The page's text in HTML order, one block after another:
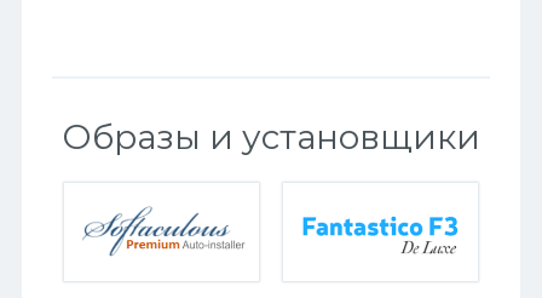
Образы и установщики